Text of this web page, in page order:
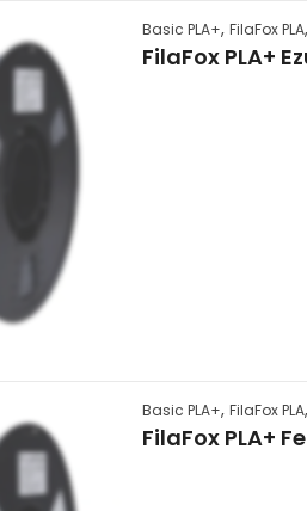
Basic PLA+, FilaFox PLA,
FilaFox PLA+
Basic PLA+, FilaFox PLA,
FilaFox PLA+